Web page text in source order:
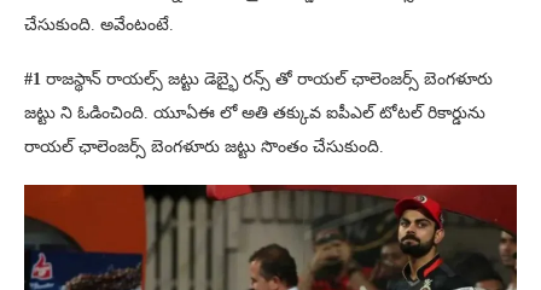
చేసుకుంది. అవేంటంటే.
#1 రాజస్థాన్ రాయల్స్ జట్టు డెబ్భై రన్స్ తో రాయల్ ఛాలెంజర్స్ బెంగళూరు
జట్టు ని ఓడించింది. యూఏఈ లో అతి తక్కువ ఐపీఎల్ టోటల్ రికార్డును
రాయల్ ఛాలెంజర్స్ బెంగళూరు జట్టు సొంతం చేసుకుంది.